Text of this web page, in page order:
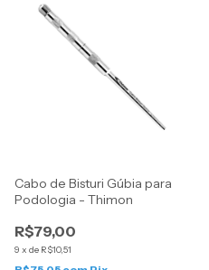
Cabo de Bisturi Gúbia para
Podologia - Thimon
R$79,00
9 x de R$10,51